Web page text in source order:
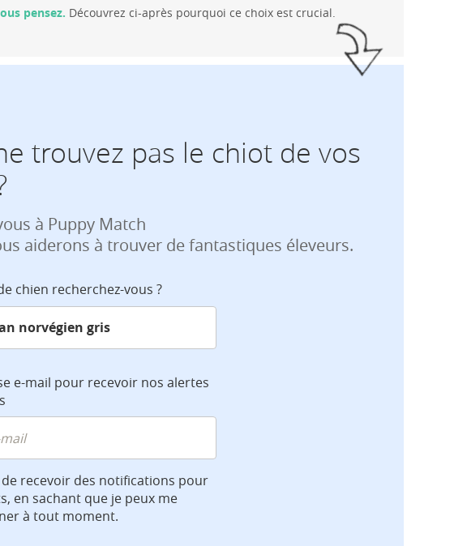
pensez. Découvrez ci-après pourquoi ce choix est crucial.
trouvez pas le chiot de vos
à Puppy Match
aiderons à trouver de fantastiques éleveurs.
chien recherchez-vous ?
e-mail pour recevoir nos alertes
de recevoir des notifications pour
en sachant que je peux me
à tout moment.